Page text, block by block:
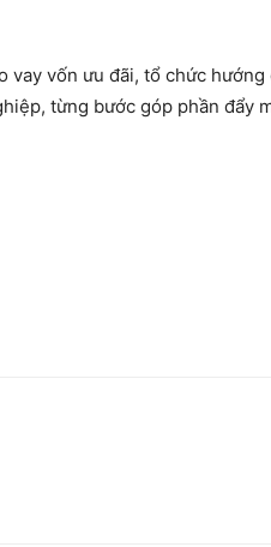
vốn ưu đãi, tổ chức
từng bước góp phần đẩy